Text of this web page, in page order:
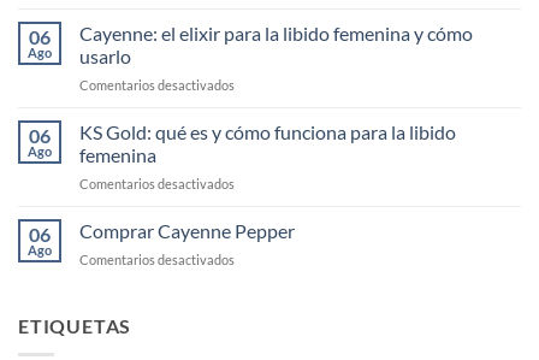
Cayenne
Diesel
06
Ago
Cayenne: el elixir para la libido femenina y cómo
usarlo
Comentarios desactivados
el
elixir
la
femenina
cómo
06
Ago
KS Gold: qué es y cómo funciona para la libido
femenina
Comentarios desactivados
Gold:
qué
es
06
Ago
Comprar Cayenne Pepper
Comentarios desactivados
ETIQUETAS